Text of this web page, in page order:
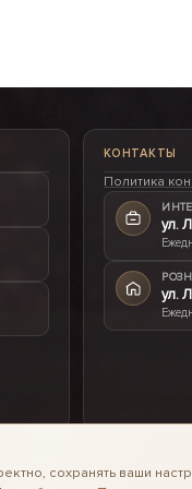
КОНТАКТЫ
Политика
ул.
ул.
сохранять ваши